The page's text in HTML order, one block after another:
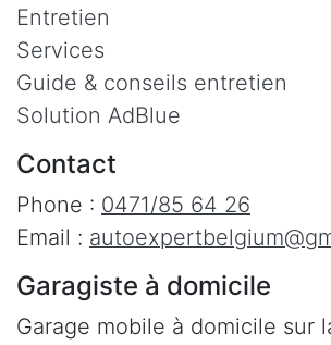
Entretien
Services
Guide & conseils entretien
Solution AdBlue
Contact
Phone : 0471/85 64 26
Email :
Garagiste à domicile
Garage mobile à domicile sur